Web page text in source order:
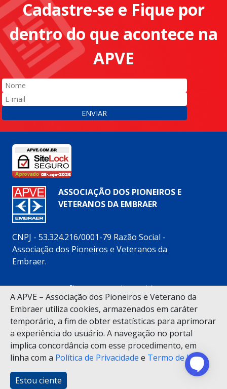
A APVE – Associação dos Pioneiros e Veterano da
Embraer utiliza cookies, armazenados em caráter
temporário, a fim de obter estatísticas para aprimorar
a experiência do usuário. A navegação no portal
implica concordância com esse procedimento, em
linha com a Política de Privacidade e Termo de Uso.
Estou ciente
Cadastre-se e Fique por
dentro do que acontece na
APVE
ENVIAR
ASSOCIAÇÃO DOS PIONEIROS E
VETERANOS DA EMBRAER
CNPJ - 53.324.216/0001-79 Razão Social -
Associação dos Pioneiros e Veteranos da
Embraer.
Siga nossas redes sociais:
(12) 3925-5200
Alameda Cândido Marciano Leite, 88 – Vila Bethânia –
Horário de funcionamento da Secretaria: 8h às 17h30